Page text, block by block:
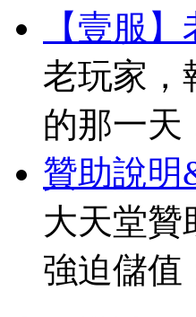
【壹服
老玩家，
的那一天
贊助說明
大天堂贊
強迫儲值